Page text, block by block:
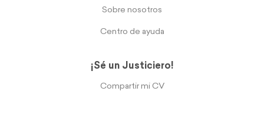
Sobre nosotros
Centro de ayuda
¡Sé un Justiciero!
Compartir mi CV